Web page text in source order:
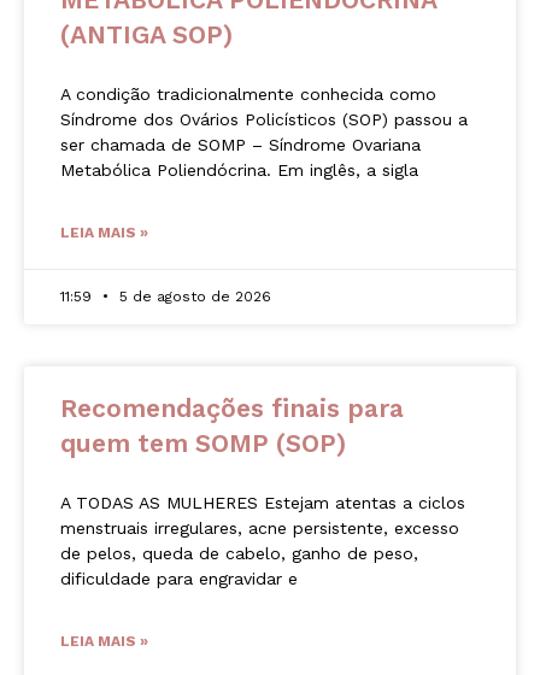
(ANTIGA SOP)
A condição tradicionalmente conhecida como
Síndrome dos Ovários Policísticos (SOP) passou a
ser chamada de SOMP – Síndrome Ovariana
Metabólica Poliendócrina. Em inglês, a sigla
LEIA MAIS »
11:59 5 de agosto de 2026
Recomendações finais para
quem tem SOMP (SOP)
A TODAS AS MULHERES Estejam atentas a ciclos
menstruais irregulares, acne persistente, excesso
de pelos, queda de cabelo, ganho de peso,
dificuldade para engravidar e
LEIA MAIS »